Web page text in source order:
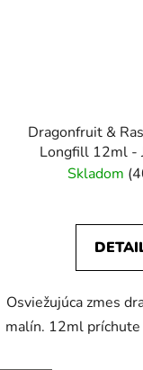
Dragonfruit &
Longfill 12ml -
Skladom
Osviežujúca zmes
malín. 12ml